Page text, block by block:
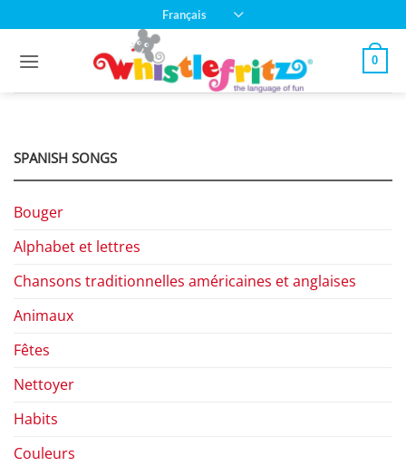
au
contenu
Français
0
SPANISH SONGS
Bouger
Alphabet et lettres
Chansons traditionnelles américaines et anglaises
Animaux
Fêtes
Nettoyer
Habits
Couleurs